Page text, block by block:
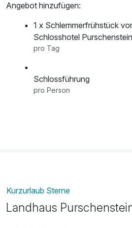
Angebot hinzufügen:
1 x Schlemmerfrühstück
Schlosshotel Purschenstein
pro Tag
Schlossführung
pro Person
Kurzurlaub Sterne
Landhaus